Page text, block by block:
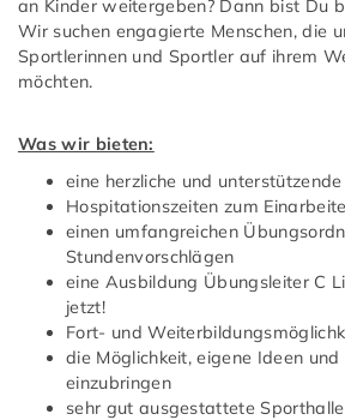
an Kinder weitergeben? Dann bist Du
Wir suchen engagierte Menschen, die
Sportlerinnen und Sportler auf ihrem
möchten.
Was wir bieten:
eine herzliche und
Hospitationszeiten zum
einen umfangreichen
Stundenvorschlägen
eine Ausbildung Übungsleiter C
jetzt!
Fort- und
die Möglichkeit, eigene Ideen
einzubringen
sehr gut ausgestattete